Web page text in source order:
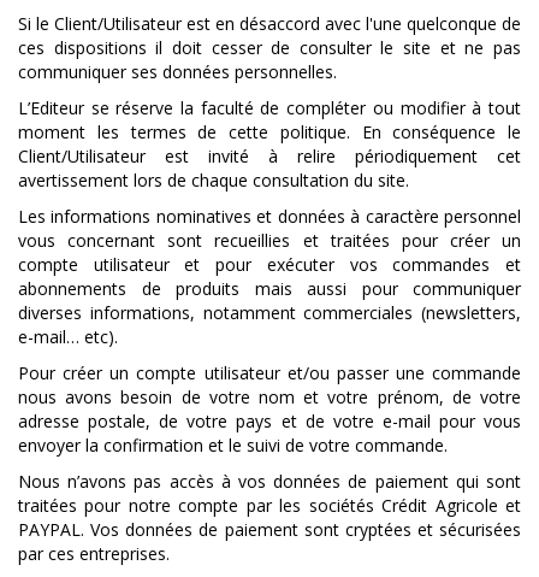
Si le Client/Utilisateur est en désaccord avec l'une quelconque de
ces dispositions il doit cesser de consulter le site et ne pas
communiquer ses données personnelles.
L’Editeur se réserve la faculté de compléter ou modifier à tout
moment les termes de cette politique. En conséquence le
Client/Utilisateur est invité à relire périodiquement cet
avertissement lors de chaque consultation du site.
Les informations nominatives et données à caractère personnel
vous concernant sont recueillies et traitées pour créer un
compte utilisateur et pour exécuter vos commandes et
abonnements de produits mais aussi pour communiquer
diverses informations, notamment commerciales (newsletters,
e-mail… etc).
Pour créer un compte utilisateur et/ou passer une commande
nous avons besoin de votre nom et votre prénom, de votre
adresse postale, de votre pays et de votre e-mail pour vous
envoyer la confirmation et le suivi de votre commande.
Nous n’avons pas accès à vos données de paiement qui sont
traitées pour notre compte par les sociétés Crédit Agricole et
PAYPAL. Vos données de paiement sont cryptées et sécurisées
par ces entreprises.